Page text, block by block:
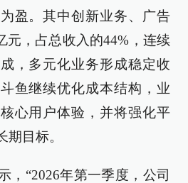
盈。其中创新业务、广告
元，占总收入的44%，连续
，多元化业务形成稳定收
鱼继续优化成本结构，业
心用户体验，并将强化平
期目标。
，“2026年第一季度，公司